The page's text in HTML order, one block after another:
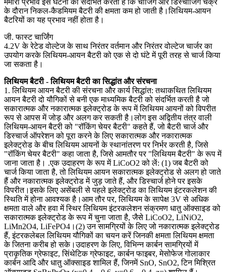
मेमोरी प्रभाव इस घटना को संदर्भित करता है कि चार्जिंग और डिस्चार्जिंग चक्र
के दौरान निकल-कैडमियम बैटरी की क्षमता कम हो जाती है।लिथियम-आयन
बैटरियों का यह प्रभाव नहीं होता है।
जी. फास्ट चार्जिंग
4.2V के रेटेड वोल्टेज के साथ निरंतर वर्तमान और निरंतर वोल्टेज चार्जर का
उपयोग करके लिथियम-आयन बैटरी को एक से दो घंटे में पूरी तरह से चार्ज किया
जा सकता है।
लिथियम बैटरी - लिथियम बैटरी का सिद्धांत और संरचना
1. लिथियम आयन बैटरी की संरचना और कार्य सिद्धांत: तथाकथित लिथियम
आयन बैटरी दो यौगिकों से बनी एक माध्यमिक बैटरी को संदर्भित करती है जो
सकारात्मक और नकारात्मक इलेक्ट्रोड के रूप में लिथियम आयनों को विपरीत
रूप से आपस में जोड़ और अलग कर सकती है।लोग इस अद्वितीय तंत्र वाली
लिथियम-आयन बैटरी को "रॉकिंग चेयर बैटरी" कहते हैं, जो बैटरी चार्ज और
डिस्चार्ज ऑपरेशन को पूरा करने के लिए सकारात्मक और नकारात्मक
इलेक्ट्रोड के बीच लिथियम आयनों के स्थानांतरण पर निर्भर करती है, जिसे
"रॉकिंग चेयर बैटरी" कहा जाता है, जिसे आमतौर पर "लिथियम बैटरी" के रूप में
जाना जाता है। .एक उदाहरण के रूप में LiCoO2 को लें: (1) जब बैटरी को
चार्ज किया जाता है, तो लिथियम आयन सकारात्मक इलेक्ट्रोड से अलग हो जाते
हैं और नकारात्मक इलेक्ट्रोड में जुड़ जाते हैं, और डिस्चार्ज होने पर इसके
विपरीत।इसके लिए असेंबली से पहले इलेक्ट्रोड का लिथियम इंटरकलेशन की
स्थिति में होना आवश्यक है।आम तौर पर, लिथियम के सापेक्ष 3V से अधिक
क्षमता वाले और हवा में स्थिर लिथियम इंटरकलेशन संक्रमण धातु ऑक्साइड को
सकारात्मक इलेक्ट्रोड के रूप में चुना जाता है, जैसे LiCoO2, LiNiO2,
LiMn2O4, LiFePO4।(2) उन सामग्रियों के लिए जो नकारात्मक इलेक्ट्रोड
हैं, इंटरकलेबल लिथियम यौगिकों का चयन करें जिनकी क्षमता लिथियम क्षमता
के जितना करीब हो सके।उदाहरण के लिए, विभिन्न कार्बन सामग्रियों में
प्राकृतिक ग्रेफाइट, सिंथेटिक ग्रेफाइट, कार्बन फाइबर, मेसोफेज गोलाकार
कार्बन आदि और धातु ऑक्साइड शामिल हैं, जिनमें SnO, SnO2, टिन मिश्रित